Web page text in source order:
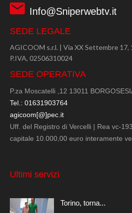
Info@Sniperwebtv.it
SEDE LEGALE
AGICOOM s.r.l. | Via XX Settembre 17,
P.IVA, 02506310024
SEDE OPERATIVA
P.za Moscatelli ,12 13011
Tel.: 01631903764
agicoom[@]pec.it
Uff. del Registro di Vercelli | Rea vc-
capitale 10.000,00 euro interamente
Ultimi servizi
Torino, torna...